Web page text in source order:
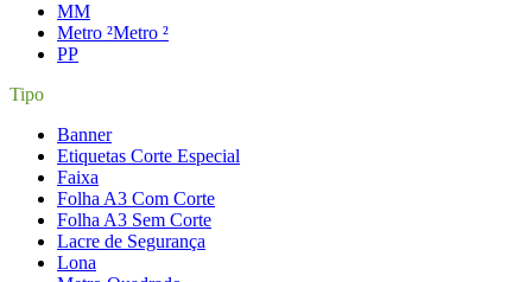
MM
Metro ²Metro ²
PP
Tipo
Banner
Etiquetas Corte Especial
Faixa
Folha A3 Com Corte
Folha A3 Sem Corte
Lacre de Segurança
Lona